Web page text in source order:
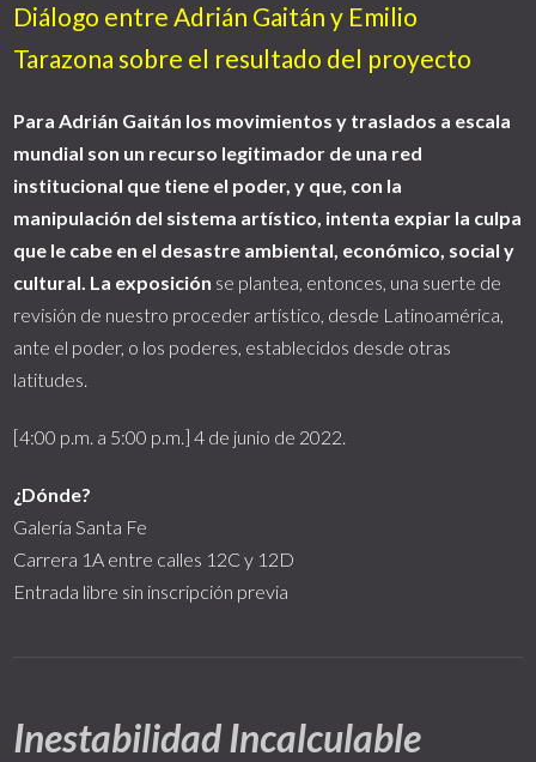
Diálogo entre Adrián Gaitán y Emilio
Tarazona sobre el resultado del proyecto
Para Adrián Gaitán los movimientos y traslados a escala
mundial son un recurso legitimador de una red
institucional que tiene el poder, y que, con la
manipulación del sistema artístico, intenta expiar la culpa
que le cabe en el desastre ambiental, económico, social y
cultural. La exposición se plantea, entonces, una suerte de
revisión de nuestro proceder artístico, desde Latinoamérica,
ante el poder, o los poderes, establecidos desde otras
latitudes.
[4:00 p.m. a 5:00 p.m.] 4 de junio de 2022.
¿Dónde?
Galería Santa Fe
Carrera 1A entre calles 12C y 12D
Entrada libre sin inscripción previa
Inestabilidad Incalculable